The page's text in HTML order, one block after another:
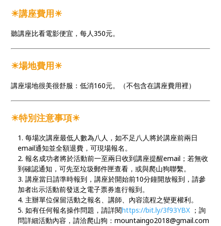
☀講座費用☀
聽講座比看電影便宜，每人350元。
☀場地費用☀
講座場地很美很舒服：低消160元。（不包含在講座費用裡）
☀特別注意事項☀
每場次講座最低人數為八人，如不足八人將於講座前兩日
email通知並全額退費，可現場報名。
報名成功者將於活動前一至兩日收到講座提醒email；若無收
到確認通知，可先至垃圾郵件匣查看，或與爬山狗聯繫。
講座當日請準時報到，講座於開始前10分鐘開放報到，請參
加者出示活動前發送之電子票券進行報到。
主辦單位保留活動之報名、講師、內容流程之變更權利。
如有任何報名操作問題，請詳閱https://bit.ly/3f93YBX ；詢
問詳細活動內容，請洽爬山狗：mountaingo2018@gmail.com